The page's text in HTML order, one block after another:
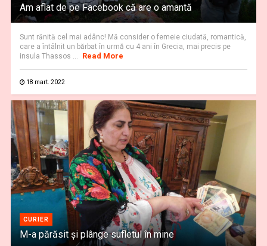
Am aflat de pe Facebook că are o amantă
Sunt rănită cel mai adânc! Mă consider o femeie ciudată, romantică,
care a întâlnit un bărbat în urmă cu 4 ani în Grecia, mai precis pe
insula Thassos ...
Read More
18 mart. 2022
CURIER
M-a părăsit și plânge sufletul în mine